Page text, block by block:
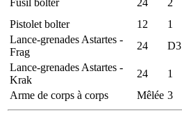
Pistolet bolter
12 1
Lance-grenades Astartes -
Frag
24 D3
Lance-grenades Astartes -
Krak
24 1
Arme de corps à corps
Mêlée 3